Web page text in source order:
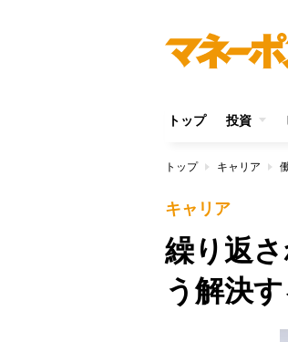
トップ 投資
トップ キャリア
キャリア
繰り返
う解決